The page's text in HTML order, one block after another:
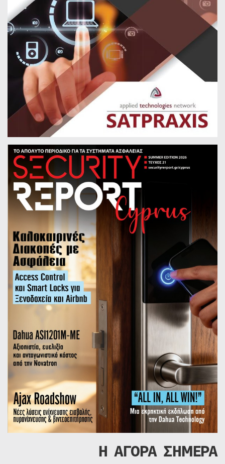
Η ΑΓΟΡΑ ΣΗΜΕΡΑ